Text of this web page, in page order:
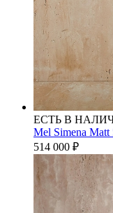
ЕСТЬ В
Mel Simena Matt
514 000 ₽